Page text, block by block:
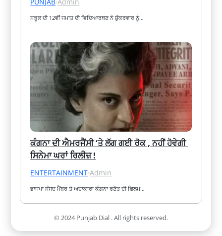
ਸਕੂਲ ਦੀ 12ਵੀਂ ਜਮਾਤ ਦੀ ਵਿਦਿਆਰਥਣ ਨੇ ਸ਼ੁੱਕਰਵਾਰ ਨੂੰ…
ਕੰਗਨਾ ਦੀ ਐਮਰਜੈਂਸੀ ‘ਤੇ ਲੱਗ ਗਈ ਰੋਕ , ਨਹੀਂ ਹੋਵੇਗੀ
ਸਿਨੇਮਾ ਘਰਾਂ ਰਿਲੀਜ਼ !
ENTERTAINMENT·Admin
ਭਾਜਪਾ ਸੰਸਦ ਮੈਂਬਰ ਤੇ ਅਦਾਕਾਰਾ ਕੰਗਨਾ ਰਣੌਤ ਦੀ ਫ਼ਿਲਮ…
© 2024 Punjab Dial . All rights reserved.